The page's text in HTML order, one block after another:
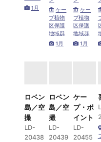
1月
ケー
プ植物
区保護
地域群
1月
ケー
プ植物
区保護
地域群
1月
ロベン
島／空
撮
LD-
20438
ロベン
島／空
撮
LD-
20439
ケー
プ・ポ
イント
LD-
20455